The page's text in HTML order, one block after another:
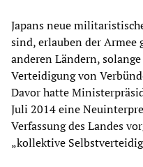
Japans neue
sind, erlauben der Armee
anderen Ländern,
Verteidigung von
Davor hatte
Juli 2014 eine
Verfassung des Landes
„kollektive